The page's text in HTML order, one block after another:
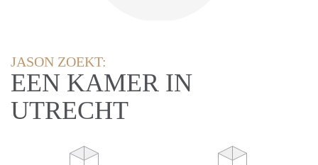
JASON ZOEKT:
EEN KAMER IN
UTRECHT